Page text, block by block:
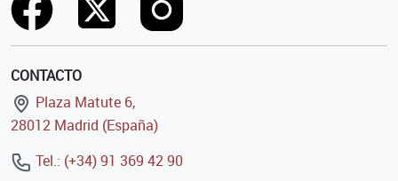
CONTACTO
Plaza Matute 6,
28012 Madrid (España)
Tel.: (+34) 91 369 42 90